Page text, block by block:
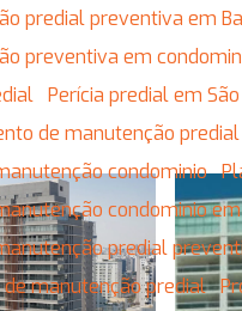
predial preventiva em
preventiva em
Perícia predial em
de manutenção
condominio
condominio
predial
de manutenção predial